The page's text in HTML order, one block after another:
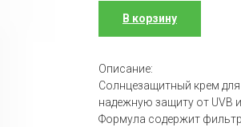
В корзину
Описание:
Солнцезащитный крем
надежную защиту от UVB
Формула содержит